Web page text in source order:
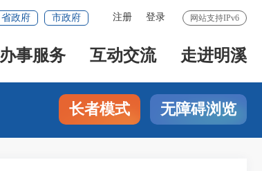
网站支持IPv6
注册 登录
省政府 市政府
办事服务 互动交流 走进明溪
长者模式 无障碍浏览